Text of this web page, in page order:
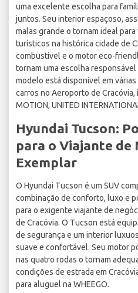
uma excelente escolha para
juntos. Seu interior espaçoso,
malas grande o tornam ideal
turísticos na histórica cidade de
combustível e o motor eco-
tornam uma escolha
modelo está disponível em
carros no Aeroporto de Cracóvia,
MOTION, UNITED
Hyundai Tucson:
para o Viajante de
Exemplar
O Hyundai Tucson é um SUV
combinação de conforto, luxo e
para o exigente viajante de
de Cracóvia. O Tucson está
de segurança e um interior
suave e confortável. Seu motor
nas quatro rodas o tornam
condições de estrada em
para aluguel na WHEEGO.